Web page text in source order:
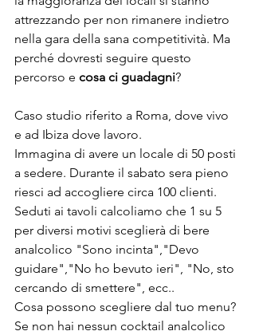
attrezzando per non rimanere indietro
nella gara della sana competitività. Ma
perché dovresti seguire questo
percorso e cosa ci guadagni?
Caso studio riferito a Roma, dove vivo
e ad Ibiza dove lavoro.
Immagina di avere un locale di 50 posti
a sedere. Durante il sabato sera pieno
riesci ad accogliere circa 100 clienti.
Seduti ai tavoli calcoliamo che 1 su 5
per diversi motivi sceglierà di bere
analcolico "Sono incinta","Devo
guidare","No ho bevuto ieri", "No, sto
cercando di smettere", ecc..
Cosa possono scegliere dal tuo menu?
Se non hai nessun cocktail analcolico